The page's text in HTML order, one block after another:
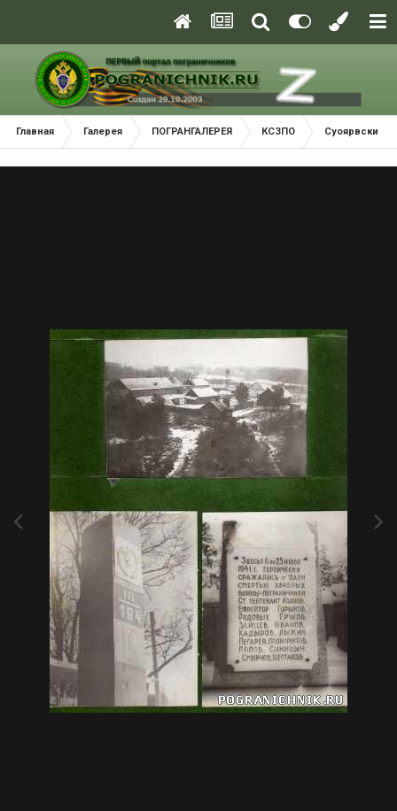
Главная Галерея ПОГРАНГАЛЕРЕЯ КСЗПО Суоярвский